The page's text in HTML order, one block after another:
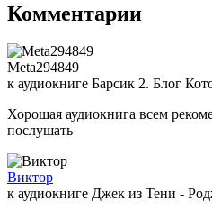
Комментарии
Meta294849
к аудиокниге Барсик 2. Блог
Хорошая аудиокнига всем
послушать
Виктор
к аудиокниге Джек из Тени -